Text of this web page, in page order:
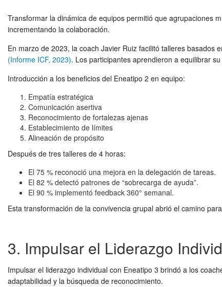
Transformar la dinámica de equipos permitió que agrupaciones
incrementando la colaboración.
En marzo de 2023, la coach Javier Ruiz facilitó talleres
(Informe ICF, 2023). Los participantes aprendieron a equilibrar
Introducción a los beneficios del Eneatipo 2 en equipo:
Empatía estratégica
Comunicación asertiva
Reconocimiento de fortalezas ajenas
Establecimiento de límites
Alineación de propósito
Después de tres talleres de 4 horas:
El 75 % reconoció una mejora en la delegación de tareas.
El 82 % detectó patrones de “sobrecarga de ayuda”.
El 90 % implementó feedback 360° semanal.
Esta transformación de la convivencia grupal abrió el camino
3. Impulsar el Liderazgo
Impulsar el liderazgo individual con Eneatipo 3 brindó a los
adaptabilidad y la búsqueda de reconocimiento.